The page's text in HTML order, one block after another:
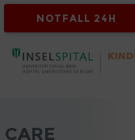
NOTFALL 24H
CARE